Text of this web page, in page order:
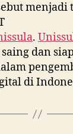
menjadi
.
dan
di